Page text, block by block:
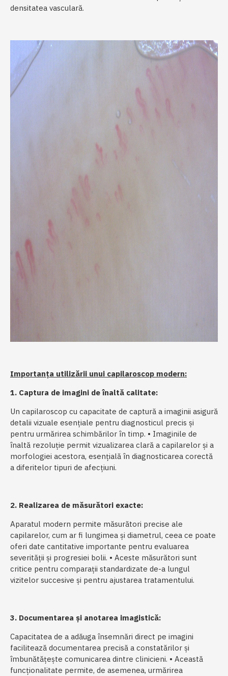
densitatea vasculară.
Importanța utilizării unui capilaroscop modern:
1. Captura de imagini de înaltă calitate:
Un capilaroscop cu capacitate de captură a imaginii asigură
detalii vizuale esențiale pentru diagnosticul precis și
pentru urmărirea schimbărilor în timp. • Imaginile de
înaltă rezoluție permit vizualizarea clară a capilarelor și a
morfologiei acestora, esențială în diagnosticarea corectă
a diferitelor tipuri de afecțiuni.
2. Realizarea de măsurători exacte:
Aparatul modern permite măsurători precise ale
capilarelor, cum ar fi lungimea și diametrul, ceea ce poate
oferi date cantitative importante pentru evaluarea
severității și progresiei bolii. • Aceste măsurători sunt
critice pentru comparații standardizate de-a lungul
vizitelor succesive și pentru ajustarea tratamentului.
3. Documentarea și anotarea imagistică:
Capacitatea de a adăuga însemnări direct pe imagini
facilitează documentarea precisă a constatărilor și
îmbunătățește comunicarea dintre clinicieni. • Această
funcționalitate permite, de asemenea, urmărirea